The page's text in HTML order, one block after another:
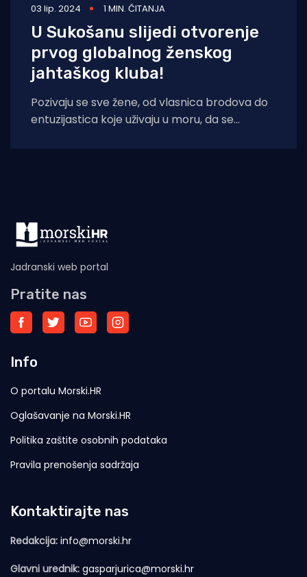
03 lip. 2024 1 MIN. ČITANJA
U Sukošanu slijedi otvorenje
prvog globalnog ženskog
jahtaškog kluba!
Pozivaju se sve žene, od vlasnica brodova do
entuzijastica koje uživaju u moru, da se
Jadranski web portal
Pratite nas
Info
O portalu Morski.HR
Oglašavanje na Morski.HR
Politika zaštite osobnih podataka
Pravila prenošenja sadržaja
Kontaktirajte nas
Redakcija: info@morski.hr
Glavni urednik: gasparjurica@morski.hr